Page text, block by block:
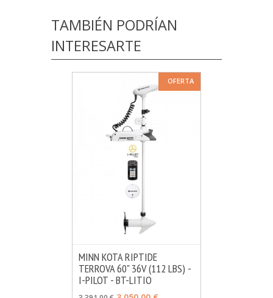
TAMBIÉN PODRÍAN
INTERESARTE
OFERTA
AÑADIR MÁS INFO
MINN KOTA RIPTIDE
TERROVA 60" 36V (112 LBS) -
I-PILOT - BT-LITIO